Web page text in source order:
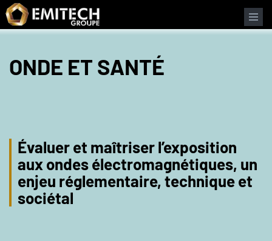
Panneau de gestion des cookies
ONDE ET SANTÉ
Évaluer et maîtriser l’exposition
aux ondes électromagnétiques, un
enjeu réglementaire, technique et
sociétal